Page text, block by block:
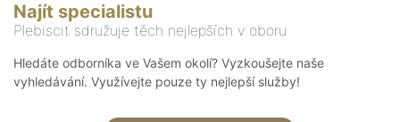
Najít specialistu
Plebiscit sdružuje těch nejlepších v oboru
Hledáte odborníka ve Vašem okolí? Vyzkoušejte naše
vyhledávání. Využívejte pouze ty nejlepší služby!